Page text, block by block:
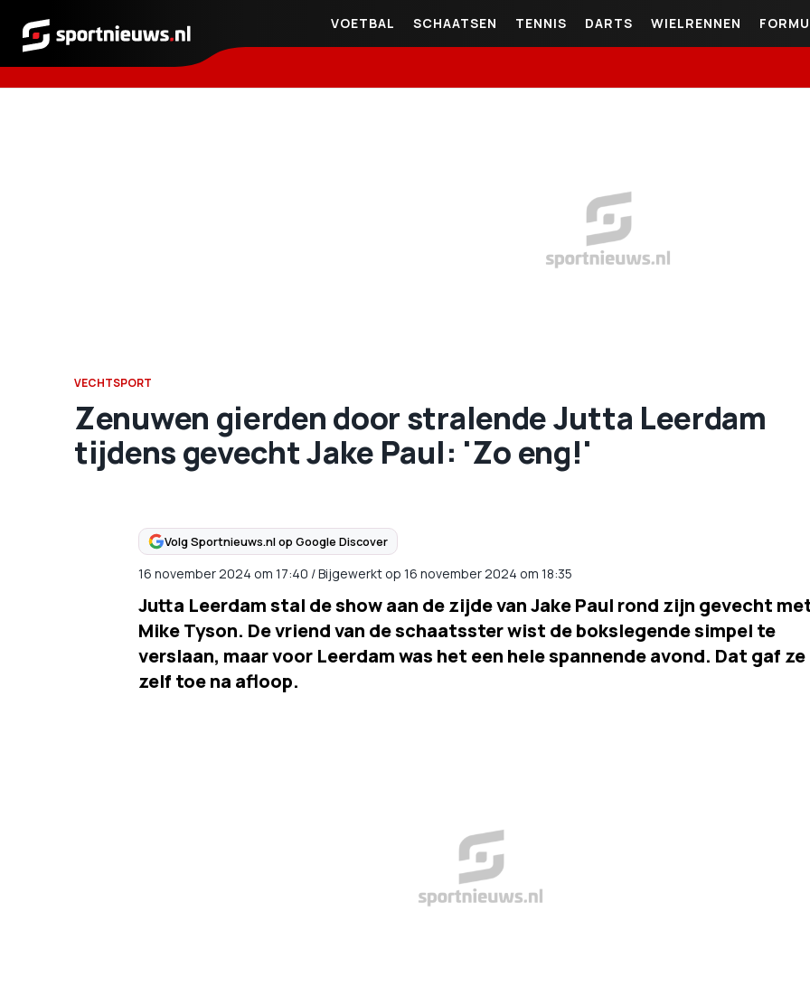
Sportnieuws.nl
VOETBAL SCHAATSEN TENNIS DARTS WIELRENNEN
VECHTSPORT
Zenuwen gierden door stralende Jutta Leerdam
tijdens gevecht Jake Paul: 'Zo eng!'
Volg Sportnieuws.nl op Google Discover
16 november 2024 om 17:40 /Bijgewerkt op 16 november 2024 om 18:35
Jutta Leerdam stal de show aan de zijde van Jake Paul rond zijn gevecht
Mike Tyson. De vriend van de schaatsster wist de bokslegende simpel te
verslaan, maar voor Leerdam was het een hele spannende avond. Dat gaf ze
zelf toe na afloop.